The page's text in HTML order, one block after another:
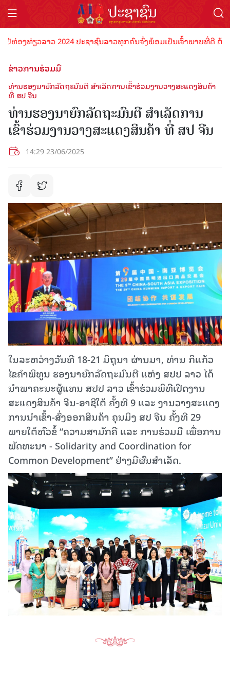
ຽວລາວ 2024 ປະຊາຊົນລາວທຸກຄົນຈົ່ງພ້ອມເປັນເຈົ້າພາບທີ່ດີ ຕ້ອນຮັບ
ຂ່າວການຮ່ວມມື
ທ່ານຮອງນາຍົກລັດຖະມົນຕີ ສຳເລັດການເຂົ້າຮ່ວມງານວາງສະແດງສິນຄ້າ
ທີ່ ສປ ຈີນ
ທ່ານຮອງນາຍົກລັດຖະມົນຕີ ສຳເລັດການ
ເຂົ້າຮ່ວມງານວາງສະແດງສິນຄ້າ ທີ່ ສປ ຈີນ
14:29 23/06/2025
ໃນລະຫວ່າງວັນທີ 18-21 ມິຖຸນາ ຜ່ານມາ, ທ່ານ ກິແກ້ວ
ໄຂຄໍາພິທູນ ຮອງນາຍົກລັດຖະມົນຕີ ແຫ່ງ ສປປ ລາວ ໄດ້
ນຳພາຄະນະຜູ້ແທນ ສປປ ລາວ ເຂົ້າຮ່ວມພິທີເປີດງານ
ສະແດງສິນຄ້າ ຈີນ-ອາຊີໃຕ້ ຄັ້ງທີ 9 ແລະ ງານວາງສະແດງ
ການນໍາເຂົ້າ-ສົ່ງອອກສິນຄ້າ ຄຸນມິງ ສປ ຈີນ ຄັ້ງທີ 29
ພາຍໃຕ້ຫົວຂໍ້ “ຄວາມສາມັກຄີ ແລະ ການຮ່ວມມື ເພື່ອການ
ພັດທະນາ - Solidarity and Coordination for
Common Development” ຢ່າງມີຜົນສຳເລັດ.